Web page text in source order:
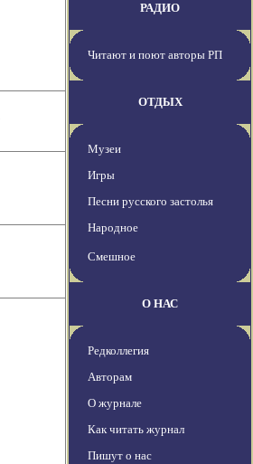
РАДИО
Читают и поют авторы РП
ОТДЫХ
Музеи
Игры
Песни русского застолья
Народное
Смешное
О НАС
Редколлегия
Авторам
О журнале
Как читать журнал
Пишут о нас